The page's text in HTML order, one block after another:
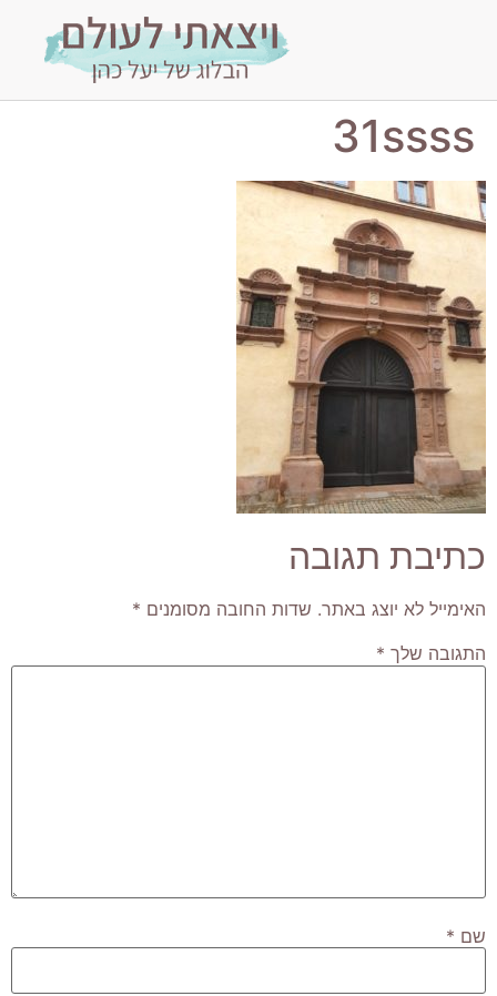
31ssss
כתיבת תגובה
האימייל לא יוצג באתר. שדות החובה מסומנים *
התגובה שלך *
שם *